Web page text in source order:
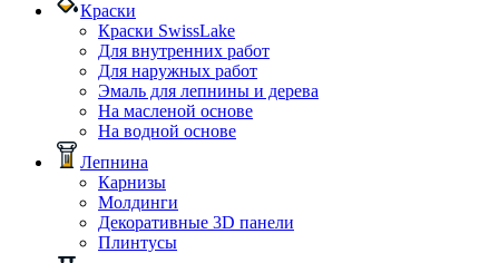
Краски
Краски SwissLake
Для внутренних работ
Для наружных работ
Эмаль для лепнины и дерева
На масленой основе
На водной основе
Лепнина
Карнизы
Молдинги
Декоративные 3D панели
Плинтусы